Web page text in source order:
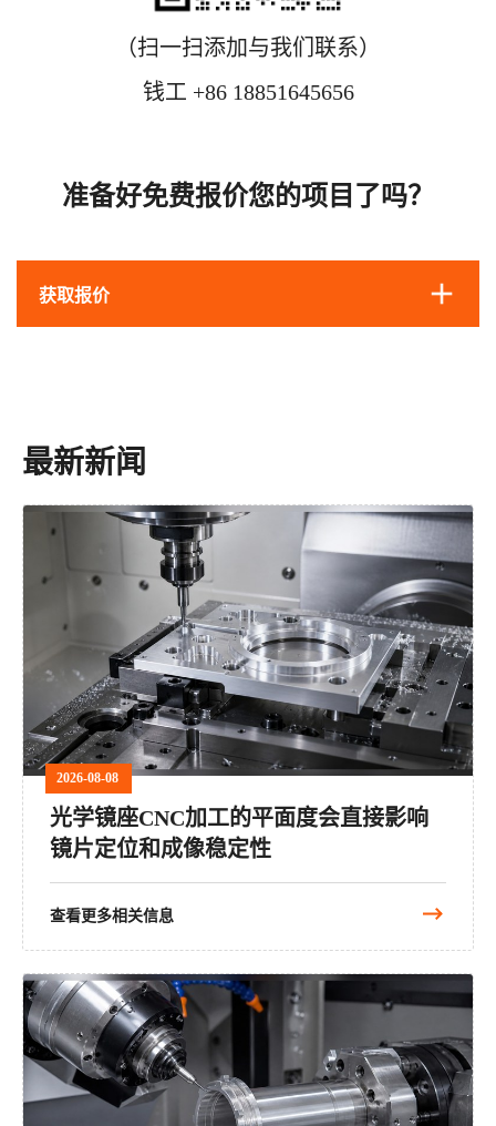
（扫一扫添加与我们联系）
钱工 +86 18851645656
准备好免费报价您的项目了吗？
获取报价
最新新闻
2026-08-08
光学镜座CNC加工的平面度会直接影响
镜片定位和成像稳定性
查看更多相关信息